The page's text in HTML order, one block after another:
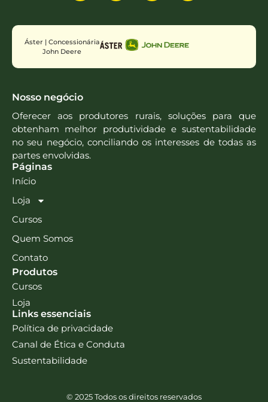
Áster | Concessionária
John Deere
Nosso negócio
Oferecer aos produtores rurais, soluções para que
obtenham melhor produtividade e sustentabilidade
no seu negócio, conciliando os interesses de todas as
partes envolvidas.
Páginas
Início
Loja
Cursos
Quem Somos
Contato
Produtos
Cursos
Loja
Links essenciais
Política de privacidade
Canal de Ética e Conduta
Sustentabilidade
© 2025 Todos os direitos reservados